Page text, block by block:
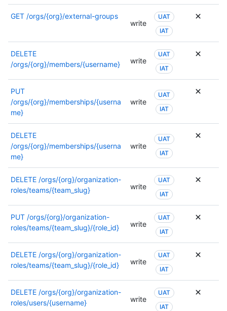
GET /orgs/{org}/external-groups
write
UAT
IAT
DELETE
/orgs/{org}/members/{username}
write
UAT
IAT
PUT
/orgs/{org}/memberships/{userna
me}
write
UAT
IAT
DELETE
/orgs/{org}/memberships/{userna
me}
write
UAT
IAT
DELETE /orgs/{org}/organization-
roles/teams/{team_slug}
write
UAT
IAT
PUT /orgs/{org}/organization-
roles/teams/{team_slug}/{role_id}
write
UAT
IAT
DELETE /orgs/{org}/organization-
roles/teams/{team_slug}/{role_id}
write
UAT
IAT
DELETE /orgs/{org}/organization-
roles/users/{username}
write
UAT
IAT